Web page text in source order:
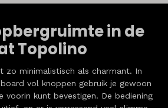
in de
Topolino
zo minimalistisch als charmant. In
vol knoppen gebruik je gewoon
voorin kunt bevestigen. De bediening